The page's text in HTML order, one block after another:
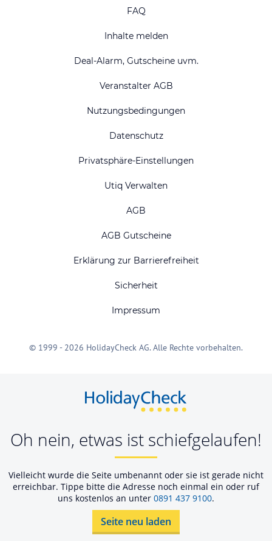
FAQ
Inhalte melden
Deal-Alarm, Gutscheine uvm.
Veranstalter AGB
Nutzungsbedingungen
Datenschutz
Privatsphäre-Einstellungen
Utiq Verwalten
AGB
AGB Gutscheine
Erklärung zur Barrierefreiheit
Sicherheit
Impressum
© 1999 - 2026 HolidayCheck AG. Alle Rechte vorbehalten.
Oh nein, etwas ist schiefgelaufen!
Vielleicht wurde die Seite umbenannt oder sie ist gerade nicht
erreichbar. Tippe bitte die Adresse noch einmal ein oder ruf
uns kostenlos an unter 0891 437 9100.
Seite neu laden